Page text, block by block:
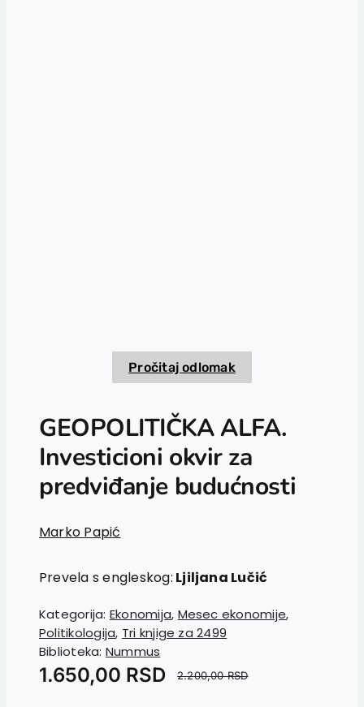
Pročitaj odlomak
GEOPOLITIČKA ALFA.
Investicioni okvir za
predviđanje budućnosti
Marko Papić
Prevela s engleskog: Ljiljana Lučić
Kategorija: Ekonomija, Mesec ekonomije,
Politikologija, Tri knjige za 2499
Biblioteka: Nummus
2.200,00RSD
1.650,00 RSD